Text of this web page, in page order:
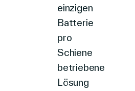
einzigen
Batterie
pro
Schiene
betriebene
Lösung